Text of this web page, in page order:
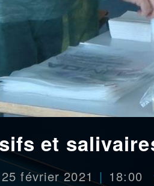
et
février 2021 18:00